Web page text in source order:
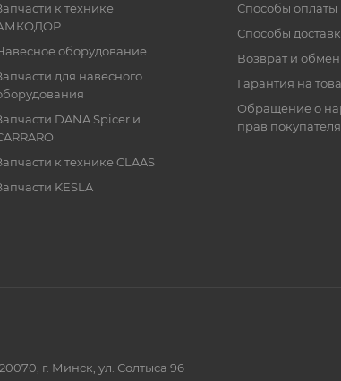
к технике
оборудование
для навесного
DANA Spicer и
к технике CLAAS
KESLA
Способы оплаты
Способы
Возврат и обмен
Гарантия на
Обращение о
прав покупателя
г. Минск, ул. Солтыса 96